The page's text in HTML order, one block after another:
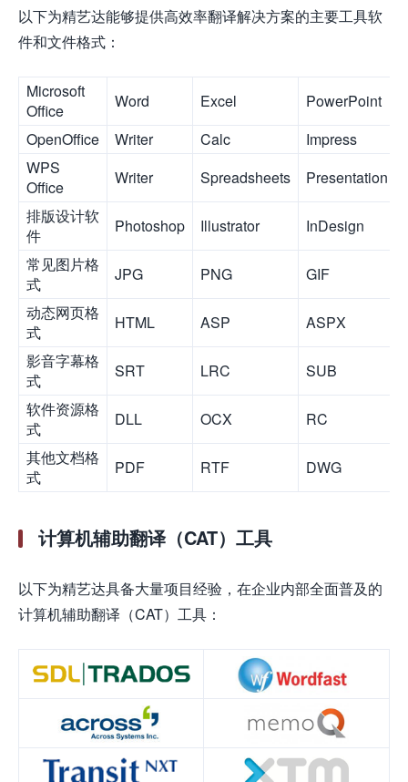
以下为精艺达能够提供高效率翻译解决方案的主要工具软
件和文件格式：
Microsoft
Office
Word Excel PowerPoint
OpenOffice Writer Calc
Impress
WPS
Office
Writer Spreadsheets Presentation
排版设计软
件
Photoshop Illustrator InDesign
常见图片格
式
JPG PNG GIF
动态网页格
式
HTML ASP ASPX
影音字幕格
式
SRT LRC SUB
软件资源格
式
DLL OCX RC
其他文档格
式
PDF RTF DWG
计算机辅助翻译（CAT）工具
以下为精艺达具备大量项目经验，在企业内部全面普及的
计算机辅助翻译（CAT）工具：